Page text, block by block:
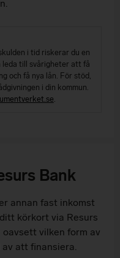
i tid riskerar du en
leda till svårigheter att få
och få nya lån. För stöd,
i din kommun.
Bank
annan fast inkomst
körkort via Resurs
vilken form av
att finansiera.